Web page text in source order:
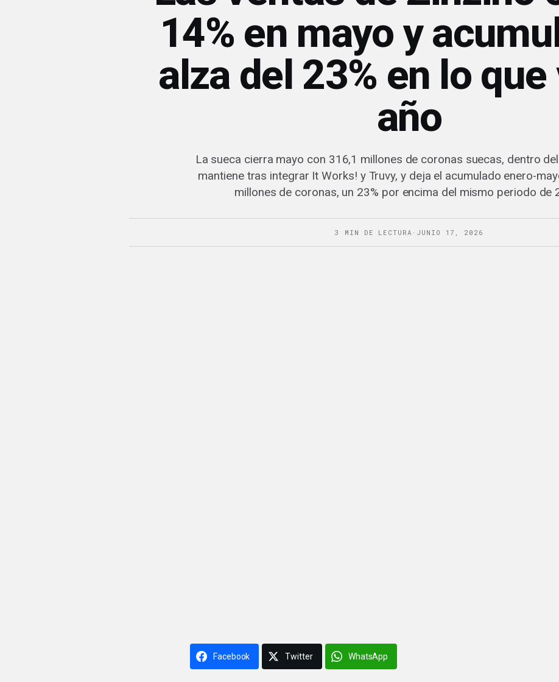
14% en mayo y
alza del 23% en lo que
año
La sueca cierra mayo con 316,1 millones de coronas suecas, dentro
mantiene tras integrar It Works! y Truvy, y deja el acumulado enero-
millones de coronas, un 23% por encima del mismo periodo de
3 MIN DE LECTURA · JUNIO 17, 2026
Facebook Twitter WhatsApp